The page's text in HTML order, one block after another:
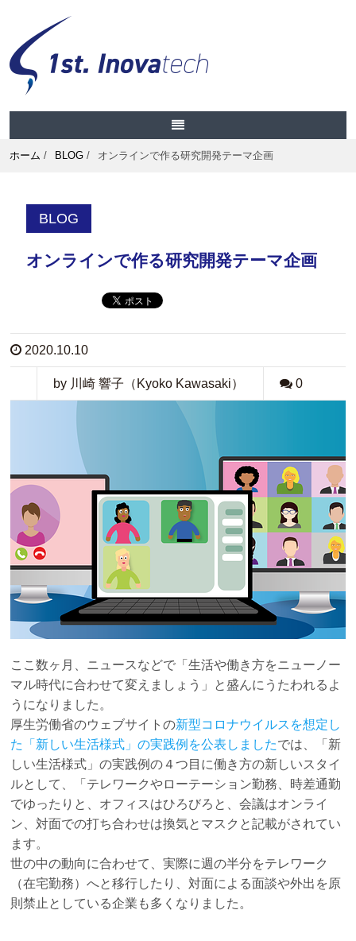
ホーム / BLOG / オンラインで作る研究開発テーマ企画
BLOG
オンラインで作る研究開発テーマ企画
2020.10.10
by 川崎 響子（Kyoko Kawasaki） 0
ここ数ヶ月、ニュースなどで「生活や働き方をニューノー
マル時代に合わせて変えましょう」と盛んにうたわれるよ
うになりました。
厚生労働省のウェブサイトの新型コロナウイルスを想定し
た「新しい生活様式」の実践例を公表しましたでは、「新
しい生活様式」の実践例の４つ目に働き方の新しいスタイ
ルとして、「テレワークやローテーション勤務、時差通勤
でゆったりと、オフィスはひろびろと、会議はオンライ
ン、対面での打ち合わせは換気とマスクと記載がされてい
ます。
世の中の動向に合わせて、実際に週の半分をテレワーク
（在宅勤務）へと移行したり、対面による面談や外出を原
則禁止としている企業も多くなりました。